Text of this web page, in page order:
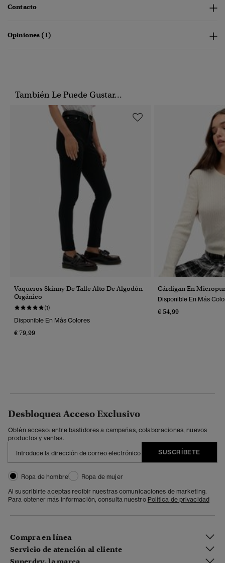
Contacto
Opiniones (1)
También Le Puede Gustar...
Vaqueros Skinny De Talle Alto De Algodón
Orgánico
(1)
Disponible En Más Colores
€ 79,99
Cárdigan En
Disponible En Más
€ 54,99
Desbloquea Acceso Exclusivo
Obtén acceso: entre bastidores a campañas, colaboraciones, nuevos
productos y ventas.
SUSCRÍBETE
Ropa de hombre
Ropa de mujer
Al suscribirte aceptas recibir nuestras comunicaciones de marketing.
Para obtener más información, consulta nuestro Política de privacidad
Compra en línea
Servicio de atención al cliente